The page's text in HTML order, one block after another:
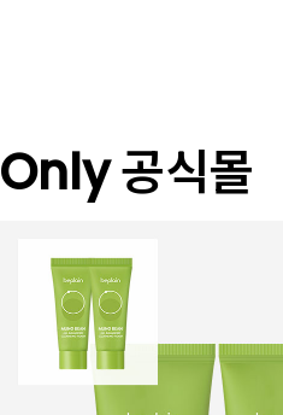
Only 공식몰